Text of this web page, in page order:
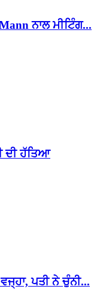
ਨਾਲ ਮੀਟਿੰਗ...
ਦੀ ਹੱਤਿਆ
ਪਤੀ ਨੇ ਚੁੰਨੀ...